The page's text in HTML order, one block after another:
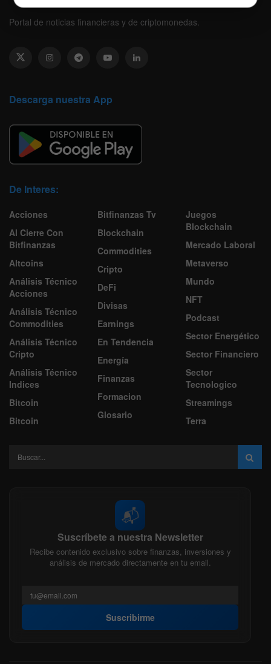
Portal de noticias financieras y de criptomonedas.
Descarga nuestra App
De Interes:
Acciones
Al Cierre Con
Bitfinanzas
Altcoins
Análisis Técnico
Acciones
Análisis Técnico
Commodities
Análisis Técnico
Cripto
Análisis Técnico
Indices
Bitcoin
Bitcoin
Bitfinanzas Tv
Blockchain
Commodities
Cripto
DeFi
Divisas
Earnings
En Tendencia
Energía
Finanzas
Formacion
Glosario
Juegos
Blockchain
Mercado Laboral
Metaverso
Mundo
NFT
Podcast
Sector Energético
Sector Financiero
Sector
Tecnologico
Streamings
Terra
📬
Suscríbete a nuestra Newsletter
Recibe contenido exclusivo sobre finanzas, inversiones y
análisis de mercado directamente en tu email.
Suscribirme